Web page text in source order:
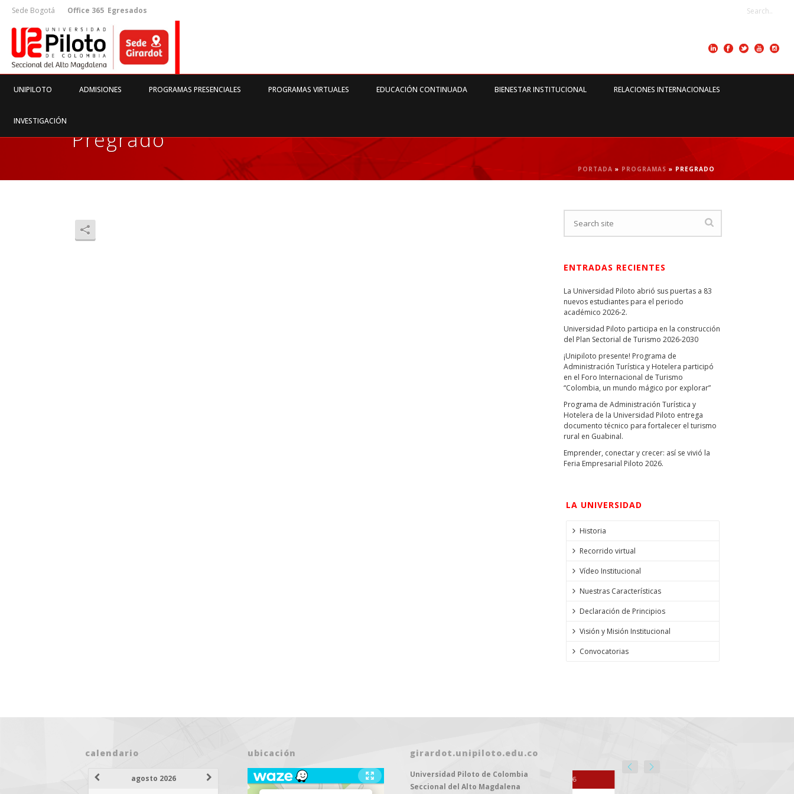
Sede Bogotá Office 365 Egresados
UNIPILOTO ADMISIONES PROGRAMAS PRESENCIALES PROGRAMAS VIRTUALES EDUCACIÓN CONTINUADA BIENESTAR INSTITUCIONAL RELACIONES INTERNACIONALES
INVESTIGACIÓN
Pregrado
PORTADA » PROGRAMAS » PREGRADO
ENTRADAS RECIENTES
La Universidad Piloto abrió sus puertas a 83
nuevos estudiantes para el periodo
académico 2026-2.
Universidad Piloto participa en la construcción
del Plan Sectorial de Turismo 2026-2030
¡Unipiloto presente! Programa de
Administración Turística y Hotelera participó
en el Foro Internacional de Turismo
“Colombia, un mundo mágico por explorar”
Programa de Administración Turística y
Hotelera de la Universidad Piloto entrega
documento técnico para fortalecer el turismo
rural en Guabinal.
Emprender, conectar y crecer: así se vivió la
Feria Empresarial Piloto 2026.
LA UNIVERSIDAD
Historia
Recorrido virtual
Vídeo Institucional
Nuestras Características
Declaración de Principios
Visión y Misión Institucional
Convocatorias
calendario
agosto 2026
ubicación girardot.unipiloto.edu.co
Universidad Piloto de Colombia
Seccional del Alto Magdalena
25 AGOSTO 2026 11 AGOSTO 2026